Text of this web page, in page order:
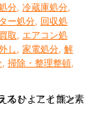
分, 冷蔵庫処分,
ー処分, 回収処
取, エアコン処
し , 家電処分, 解
, 掃除・整理整頓,